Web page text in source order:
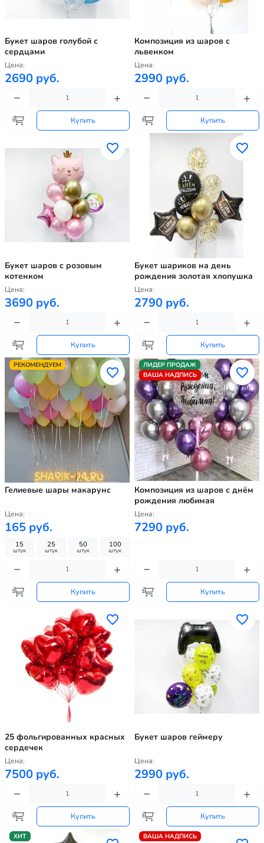
Букет шаров голубой с
сердцами
Цена:
2690 руб.
Купить
Композиция из шаров с
львенком
Цена:
2990 руб.
Купить
Букет шаров с розовым
котенком
Цена:
3690 руб.
Купить
Букет шариков на день
рождения золотая хлопушка
Цена:
2790 руб.
Купить
РЕКОМЕНДУЕМ
Гелиевые шары макарунс
Цена:
165 руб.
15
штук
25
штук
50
штук
100
штук
Купить
ЛИДЕР ПРОДАЖ
ВАША НАДПИСЬ
Композиция из шаров с днём
рождения любимая
Цена:
7290 руб.
Купить
25 фольгированных красных
сердечек
Цена:
7500 руб.
Купить
Букет шаров геймеру
Цена:
2990 руб.
Купить
ХИТ ВАША НАДПИСЬ